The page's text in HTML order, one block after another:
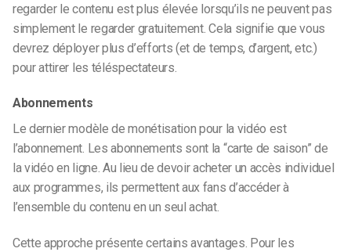
regarder le contenu est plus élevée lorsqu’ils ne peuvent pas
simplement le regarder gratuitement. Cela signifie que vous
devrez déployer plus d’efforts (et de temps, d’argent, etc.)
pour attirer les téléspectateurs.
Abonnements
Le dernier modèle de monétisation pour la vidéo est
l’abonnement. Les abonnements sont la “carte de saison” de
la vidéo en ligne. Au lieu de devoir acheter un accès individuel
aux programmes, ils permettent aux fans d’accéder à
l’ensemble du contenu en un seul achat.
Cette approche présente certains avantages. Pour les